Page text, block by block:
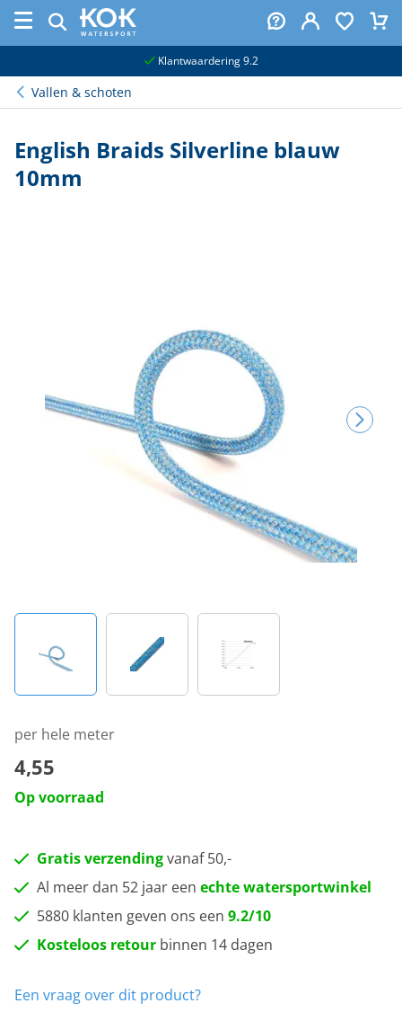
Klantwaardering 9.2
Vallen & schoten
English Braids Silverline blauw
10mm
per hele meter
4,55
Op voorraad
Gratis verzendingvanaf 50,-
Al meer dan 52 jaar een echte watersportwinkel
5880 klanten geven ons een 9.2/10
Kosteloos retour binnen 14 dagen
Een vraag over dit product?